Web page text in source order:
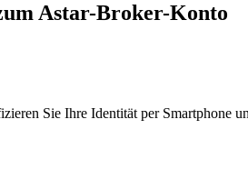
Astar-Broker-Konto
Sie Ihre Identität per Smartphone